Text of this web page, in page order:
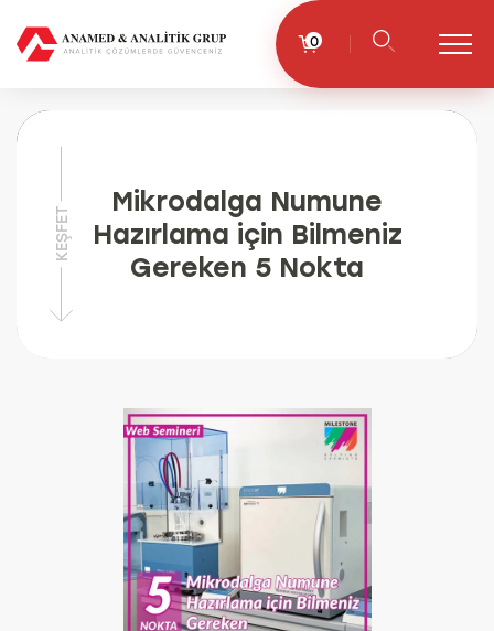
0
Mikrodalga Numune
Hazırlama için Bilmeniz
Gereken 5 Nokta
KEŞFET